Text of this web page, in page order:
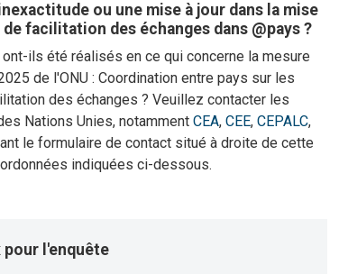
ou une mise à jour dans la mise
facilitation des échanges dans @pays ?
ils été réalisés en ce qui concerne la mesure
de l'ONU : Coordination entre pays sur les
des échanges ? Veuillez contacter les
Nations Unies, notamment CEA, CEE, CEPALC,
le formulaire de contact situé à droite de cette
indiquées ci-dessous.
l'enquête